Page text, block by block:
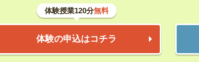
体験授業120分無料
体験の申込はコチラ